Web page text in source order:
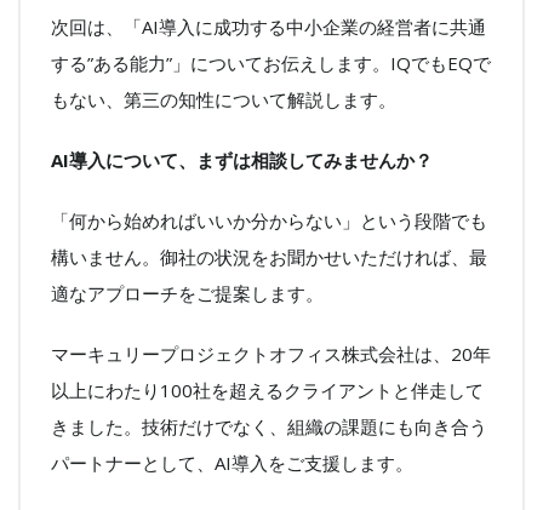
次回は、「AI導入に成功する中小企業の経営者に共通
する”ある能力”」についてお伝えします。IQでもEQで
もない、第三の知性について解説します。
AI導入について、まずは相談してみませんか？
「何から始めればいいか分からない」という段階でも
構いません。御社の状況をお聞かせいただければ、最
適なアプローチをご提案します。
マーキュリープロジェクトオフィス株式会社は、20年
以上にわたり100社を超えるクライアントと伴走して
きました。技術だけでなく、組織の課題にも向き合う
パートナーとして、AI導入をご支援します。